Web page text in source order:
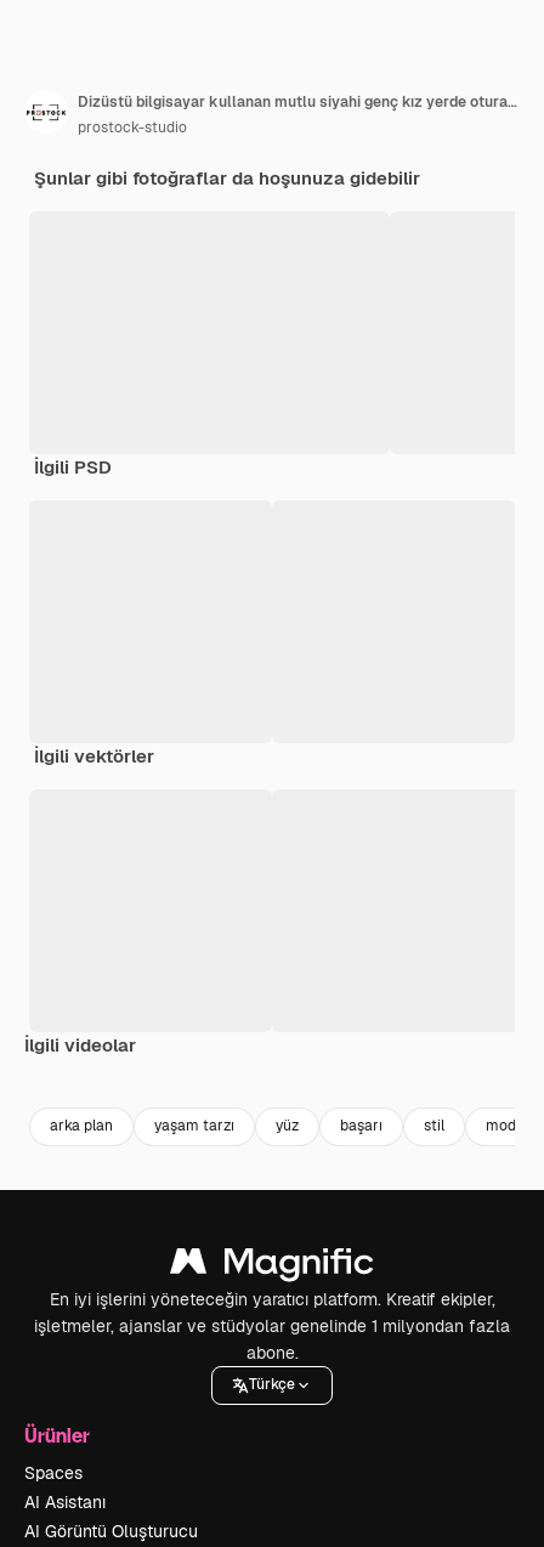
Dizüstü bilgisayar kullanan mutlu siyahi genç kız yerde oturarak ödev yapıyor sarı stüdyo arka planı
prostock-studio
Şunlar gibi fotoğraflar da hoşunuza gidebilir
İlgili PSD
İlgili vektörler
İlgili videolar
arka plan yaşam tarzı yüz başarı stil model
En iyi işlerini yöneteceğin yaratıcı platform. Kreatif ekipler,
işletmeler, ajanslar ve stüdyolar genelinde 1 milyondan fazla
abone.
Türkçe
Ürünler
Spaces
AI Asistanı
AI Görüntü Oluşturucu